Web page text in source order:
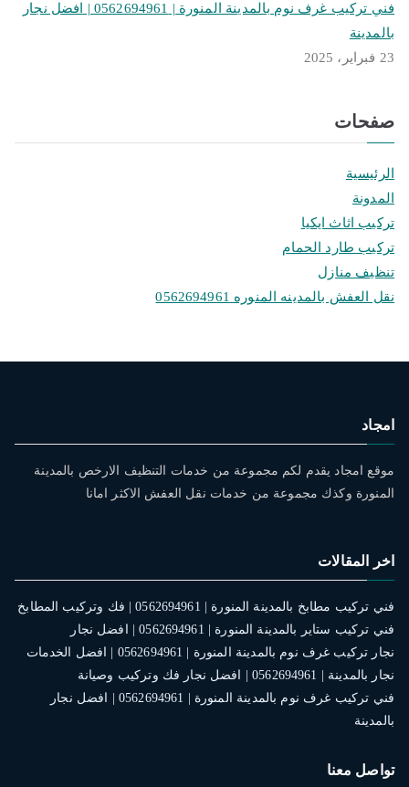
فني تركيب غرف نوم بالمدينة المنورة | 0562694961 | افضل نجار
بالمدينة
23 فبراير، 2025
صفحات
الرئيسية
المدونة
تركيب اثاث ايكيا
تركيب طارد الحمام
تنظيف منازل
نقل العفش بالمدينه المنوره 0562694961
امجاد
موقع امجاد يقدم لكم مجموعة من خدمات التنظيف الارخص بالمدينة
المنورة وكذك مجموعة من خدمات نقل العفش الاكثر امانا
اخر المقالات
فني تركيب مطابخ بالمدينة المنورة | 0562694961 | فك وتركيب المطابخ
فني تركيب ستاير بالمدينة المنورة | 0562694961 | افضل نجار
نجار تركيب غرف نوم بالمدينة المنورة | 0562694961 | افضل الخدمات
نجار بالمدينة | 0562694961 | افضل نجار فك وتركيب وصيانة
فني تركيب غرف نوم بالمدينة المنورة | 0562694961 | افضل نجار
بالمدينة
تواصل معنا